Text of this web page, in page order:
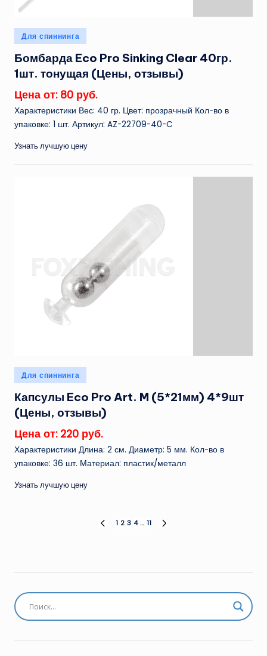
Опубликовано
в
Для спиннинга
Бомбарда Eco Pro Sinking Clear 40гр.
1шт. тонущая (Цены, отзывы)
Цена от: 80 руб.
Характеристики Вес: 40 гр. Цвет: прозрачный Кол-во в
упаковке: 1 шт. Артикул: AZ-22709-40-C
Узнать лучшую цену
Опубликовано
в
Для спиннинга
Капсулы Eco Pro Art. M (5*21мм) 4*9шт
(Цены, отзывы)
Цена от: 220 руб.
Характеристики Длина: 2 см. Диаметр: 5 мм. Кол-во в
упаковке: 36 шт. Материал: пластик/металл
Узнать лучшую цену
ПагинацияПРЕД.
1 2 3 4 … 11